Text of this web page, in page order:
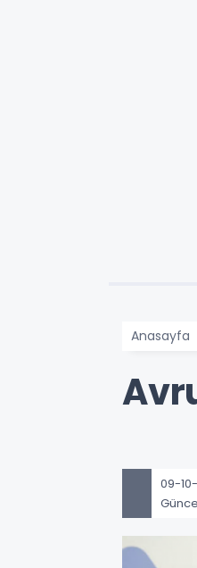
Anasayfa
09-